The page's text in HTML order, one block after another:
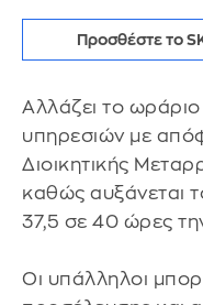
Προσθέστε το
Αλλάζει το
υπηρεσιών με
Διοικητικής
καθώς αυξάνεται
37,5 σε 40 ώρες
Οι υπάλληλοι